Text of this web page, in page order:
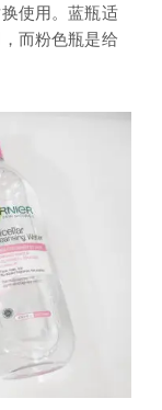
使用。蓝瓶适
而粉色瓶是给